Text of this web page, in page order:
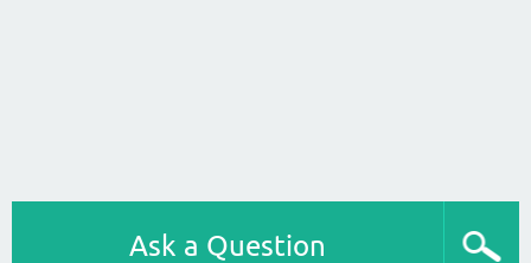
Ask a Question